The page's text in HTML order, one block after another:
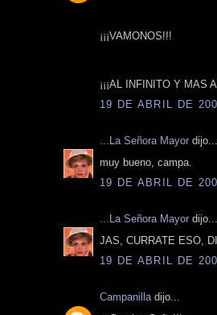
¡¡¡VAMONOS!!!
¡¡¡AL INFINITO Y
19 DE ABRIL DE
...La Señora Mayor dijo...
muy bueno, campa.
19 DE ABRIL DE
...La Señora Mayor dijo...
JAS, CURRATE ESO,
19 DE ABRIL DE
Campanilladijo...